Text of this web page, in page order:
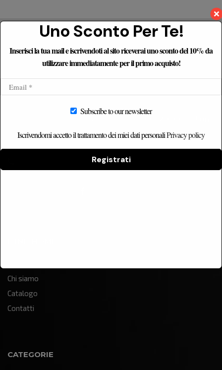
Le Recensioni Dei Nostri
Clienti
Sab
+39 328 184 8861
Chi siamo
Catalogo
Contatti
CATEGORIE
Uno Sconto Per Te!
Inserisci la tua mail e iscrivendoti al sito riceverai uno sconto del 10% da
utilizzare immediatamente per il primo acquisto!
Subscribe to our newsletter
Iscrivendomi accetto il trattamento dei miei dati personaliPrivacy policy
Registrati